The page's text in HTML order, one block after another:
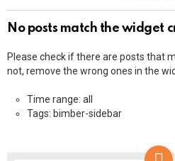
No posts match the widget
Please check if there are posts that
not, remove the wrong ones in the
Time range: all
Tags: bimber-sidebar